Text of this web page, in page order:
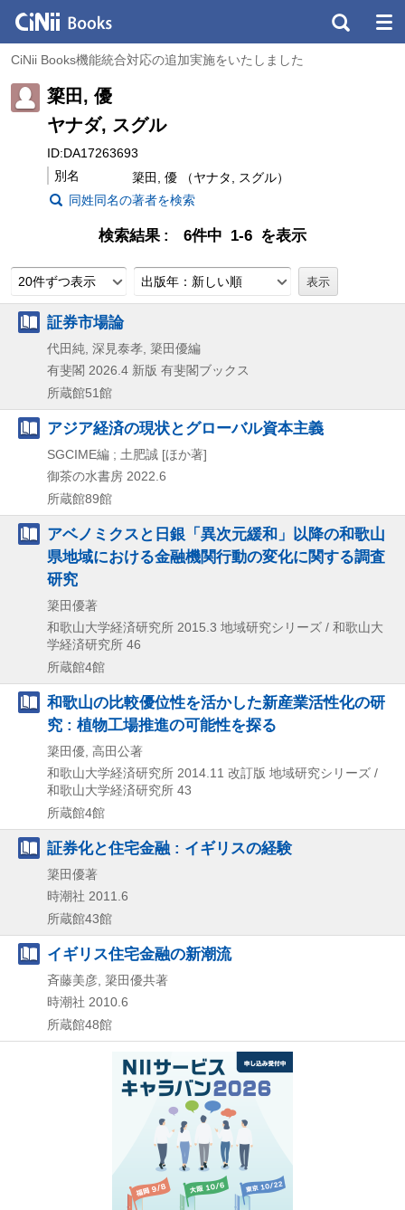
CiNii Books機能統合対応の追加実施をいたしました
簗田, 優
ヤナダ, スグル
ID:DA17263693
別名
簗田, 優 （ヤナタ, スグル）
同姓同名の著者を検索
検索結果 6件中 1-6 を表示
20件ずつ表示 出版年：新しい順
証券市場論
代田純, 深見泰孝, 簗田優編
有斐閣 2026.4 新版 有斐閣ブックス
所蔵館51館
アジア経済の現状とグローバル資本主義
SGCIME編 ; 土肥誠 [ほか著]
御茶の水書房 2022.6
所蔵館89館
アベノミクスと日銀「異次元緩和」以降の和歌山
県地域における金融機関行動の変化に関する調査
研究
簗田優著
和歌山大学経済研究所 2015.3 地域研究シリーズ / 和歌山大
学経済研究所 46
所蔵館4館
和歌山の比較優位性を活かした新産業活性化の研
究 : 植物工場推進の可能性を探る
簗田優, 高田公著
和歌山大学経済研究所 2014.11 改訂版 地域研究シリーズ /
和歌山大学経済研究所 43
所蔵館4館
証券化と住宅金融 : イギリスの経験
簗田優著
時潮社 2011.6
所蔵館43館
イギリス住宅金融の新潮流
斉藤美彦, 簗田優共著
時潮社 2010.6
所蔵館48館